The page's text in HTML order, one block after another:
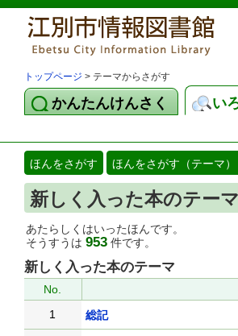
トップページ > テーマからさがす
かんたんけんさく い
ほんをさがす ほんをさがす（テーマ）
新しく入った本のテーマ
あたらしくはいったほんです。
そうすうは 953 件です。
新しく入った本のテーマ
No.
1
総記